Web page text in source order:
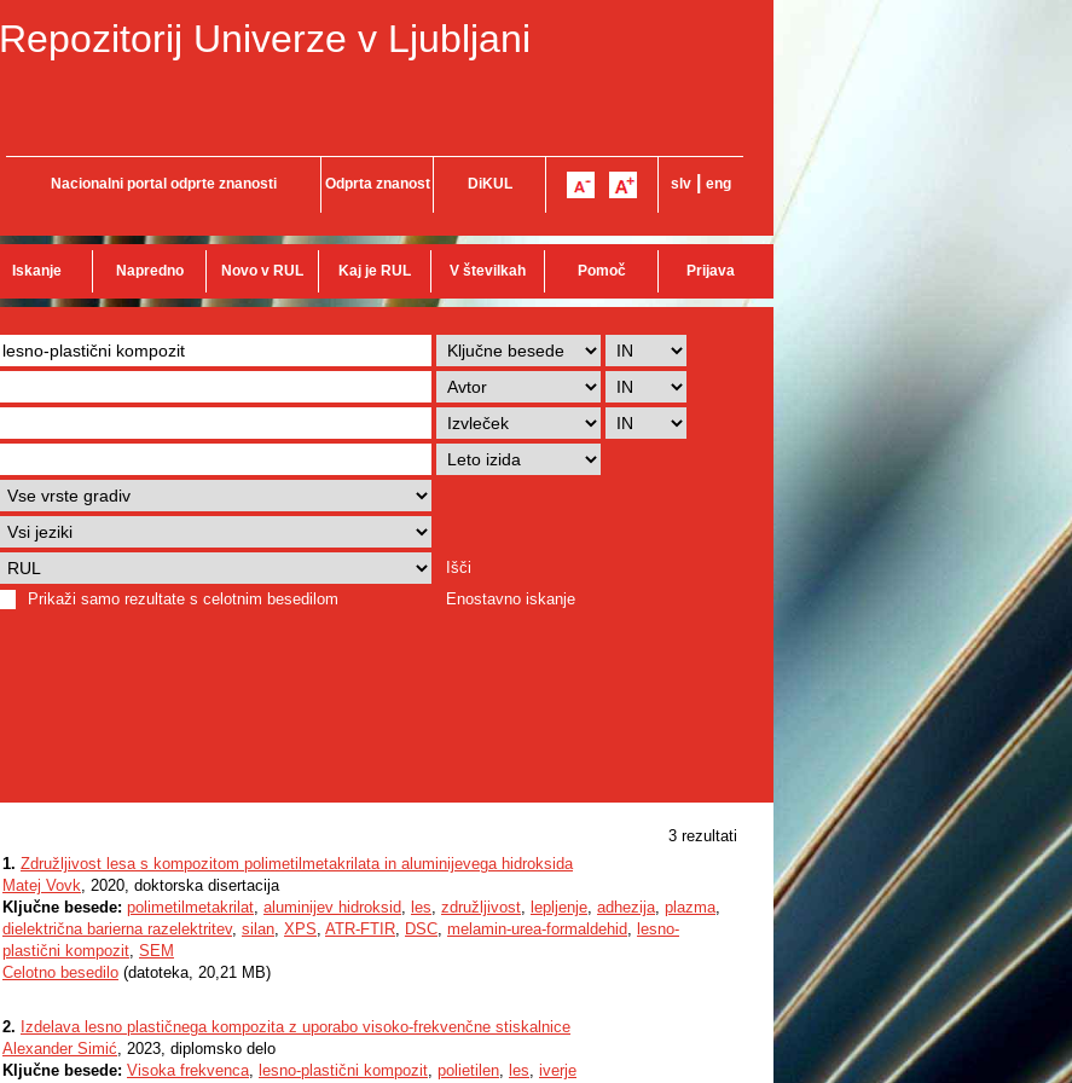
Repozitorij Univerze v Ljubljani
Nacionalni portal odprte znanosti Odprta znanost DiKUL slv eng
Iskanje Napredno Novo v RUL Kaj je RUL V številkah Pomoč Prijava
Išči
Prikaži samo rezultate s celotnim besedilom
Enostavno iskanje
3 rezultati
1. Združljivost lesa s kompozitom polimetilmetakrilata in aluminijevega hidroksida
Matej Vovk, 2020, doktorska disertacija
Ključne besede: polimetilmetakrilat, aluminijev hidroksid, les, združljivost, lepljenje, adhezija, plazma,
dielektrična barierna razelektritev, silan, XPS, ATR-FTIR, DSC, melamin-urea-formaldehid, lesno-
plastični kompozit, SEM
Celotno besedilo (datoteka, 20,21 MB)
2. Izdelava lesno plastičnega kompozita z uporabo visoko-frekvenčne stiskalnice
Alexander Simić, 2023, diplomsko delo
Ključne besede: Visoka frekvenca, lesno-plastični kompozit, polietilen, les, iverje